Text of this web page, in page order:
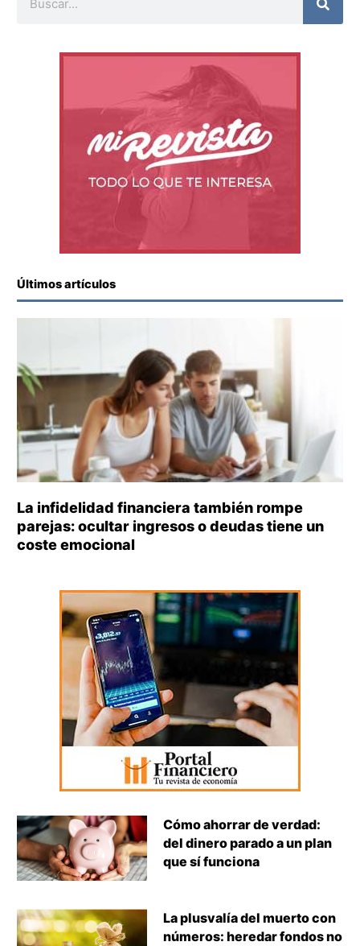
Últimos artículos
La infidelidad financiera también rompe
parejas: ocultar ingresos o deudas tiene un
coste emocional
Cómo ahorrar de verdad:
del dinero parado a un plan
que sí funciona
La plusvalía del muerto con
números: heredar fondos no